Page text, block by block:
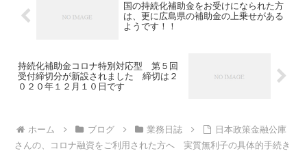
国の持続化補助金をお受けになられた方
は、更に広島県の補助金の上乗せがある
ようです！！
持続化補助金コロナ特別対応型 第５回
受付締切分が新設されました 締切は２
０２０年１２月１０日です
ホーム ブログ 業務日誌
日本政策金融公庫
さんの、コロナ融資をご利用された方へ 実質無利子の具体的手続き